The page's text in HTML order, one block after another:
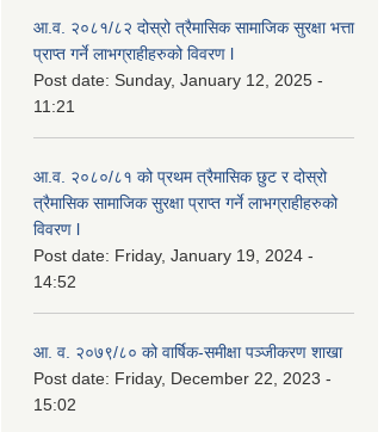
आ.व. २०८१/८२ दोस्रो त्रैमासिक सामाजिक सुरक्षा भत्ता
प्राप्त गर्ने लाभग्राहीहरुको विवरण l
Post date: Sunday, January 12, 2025 -
11:21
आ.व. २०८०/८१ को प्रथम त्रैमासिक छुट र दोस्रो
त्रैमासिक सामाजिक सुरक्षा प्राप्त गर्ने लाभग्राहीहरुको
विवरण l
Post date: Friday, January 19, 2024 -
14:52
आ. व. २०७९/८० को वार्षिक-समीक्षा पञ्जीकरण शाखा
Post date: Friday, December 22, 2023 -
15:02